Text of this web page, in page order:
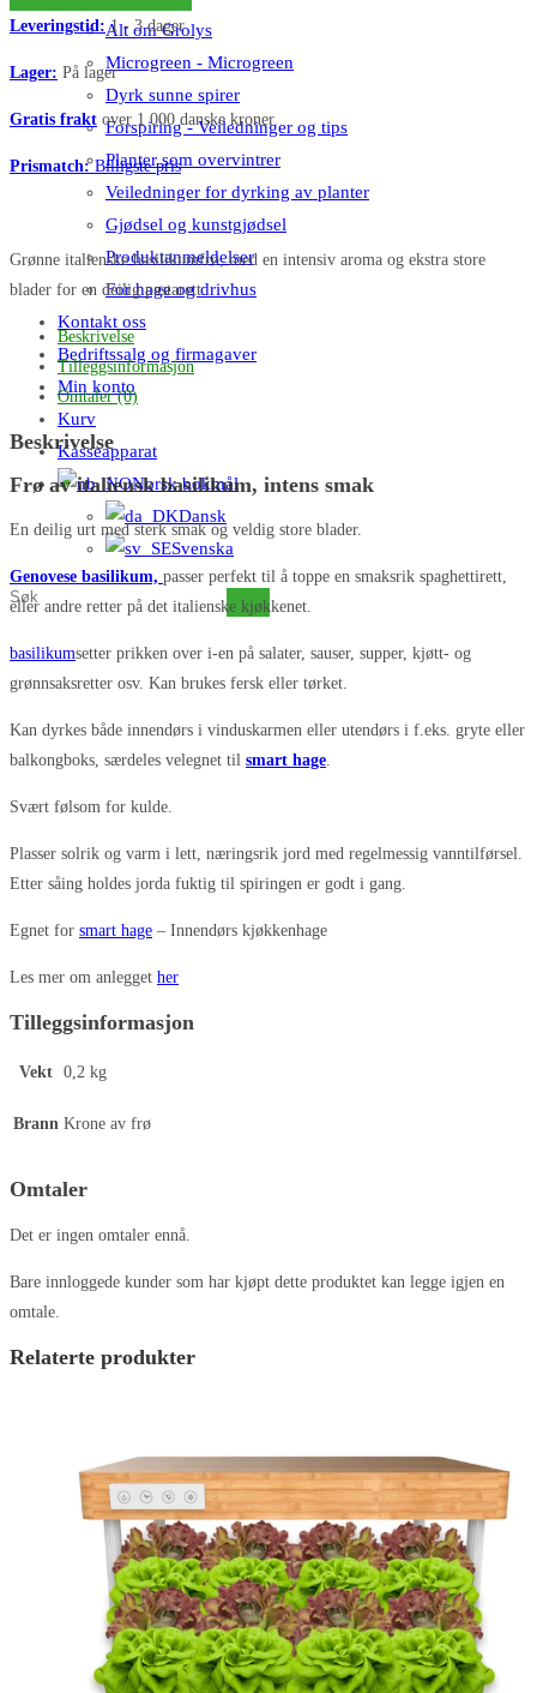
Alt om Grolys
Microgreen - Microgreen
Dyrk sunne spirer
Forspiring - Veiledninger og tips
Planter som overvintrer
Veiledninger for dyrking av planter
Gjødsel og kunstgjødsel
Produktanmeldelser
For hage og drivhus
Kontakt oss
Bedriftssalg og firmagaver
Min konto
Kurv
Kasseapparat
Norsk bokmål
Dansk
Svenska
Søk
dette
nettstedet
Italian
Star
antall
Leveringstid: 1 - 3 dager
Lager: På lager
Gratis frakt over 1 000 danske kroner
Prismatch:Billigste pris
Grønne italienske basilikumfrø, med en intensiv aroma og ekstra store
blader for en deilig pastarett
Beskrivelse
Tilleggsinformasjon
Omtaler (0)
Beskrivelse
Frø av italiensk basilikum, intens smak
En deilig urt med sterk smak og veldig store blader.
Genovese basilikum, passer perfekt til å toppe en smaksrik spaghettirett,
eller andre retter på det italienske kjøkkenet.
basilikumsetter prikken over i-en på salater, sauser, supper, kjøtt- og
grønnsaksretter osv. Kan brukes fersk eller tørket.
Kan dyrkes både innendørs i vinduskarmen eller utendørs i f.eks. gryte eller
balkongboks, særdeles velegnet til smart hage.
Svært følsom for kulde.
Plasser solrik og varm i lett, næringsrik jord med regelmessig vanntilførsel.
Etter såing holdes jorda fuktig til spiringen er godt i gang.
Egnet for smart hage – Innendørs kjøkkenhage
Les mer om anlegget her
Tilleggsinformasjon
Vekt 0,2 kg
Brann Krone av frø
Omtaler
Det er ingen omtaler ennå.
Bare innloggede kunder som har kjøpt dette produktet kan legge igjen en
omtale.
Relaterte produkter